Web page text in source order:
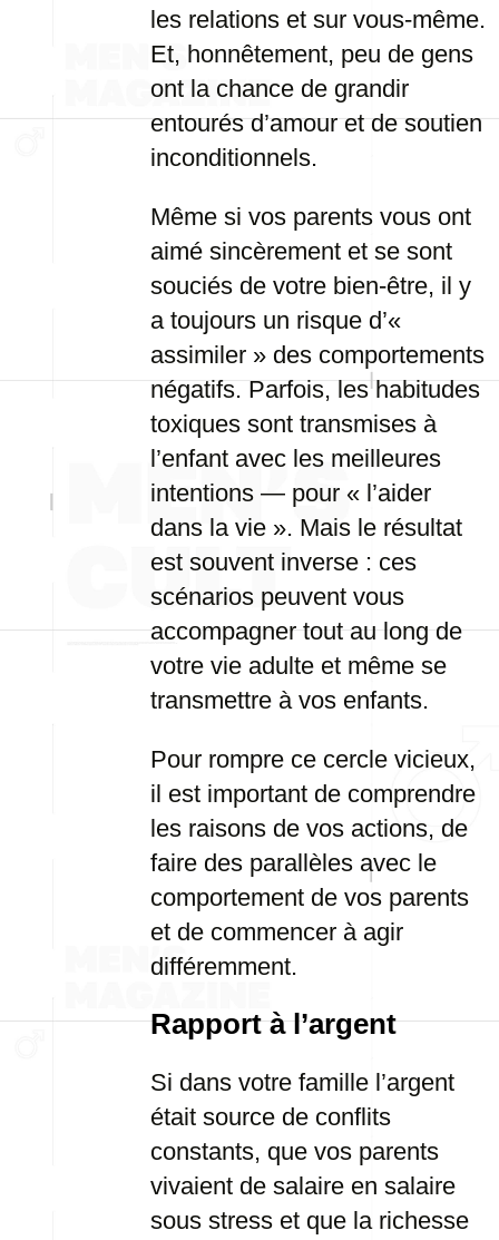
les relations et sur vous-même.
Et, honnêtement, peu de gens
ont la chance de grandir
entourés d’amour et de soutien
inconditionnels.
Même si vos parents vous ont
aimé sincèrement et se sont
souciés de votre bien-être, il y
a toujours un risque d’«
assimiler » des comportements
négatifs. Parfois, les habitudes
toxiques sont transmises à
l’enfant avec les meilleures
intentions — pour « l’aider
dans la vie ». Mais le résultat
est souvent inverse : ces
scénarios peuvent vous
accompagner tout au long de
votre vie adulte et même se
transmettre à vos enfants.
Pour rompre ce cercle vicieux,
il est important de comprendre
les raisons de vos actions, de
faire des parallèles avec le
comportement de vos parents
et de commencer à agir
différemment.
Rapport à l’argent
Si dans votre famille l’argent
était source de conflits
constants, que vos parents
vivaient de salaire en salaire
sous stress et que la richesse